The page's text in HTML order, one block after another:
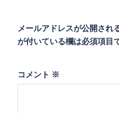
メールアドレスが公開され
が付いている欄は必須項目
コメント ※